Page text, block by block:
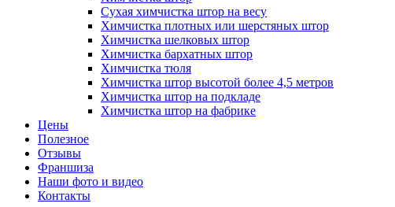
Сухая химчистка штор на весу
Химчистка плотных или шерстяных штор
Химчистка шелковых штор
Химчистка бархатных штор
Химчистка тюля
Химчистка штор высотой более 4,5 метров
Химчистка штор на подкладе
Химчистка штор на фабрике
Цены
Полезное
Отзывы
Франшиза
Наши фото и видео
Контакты